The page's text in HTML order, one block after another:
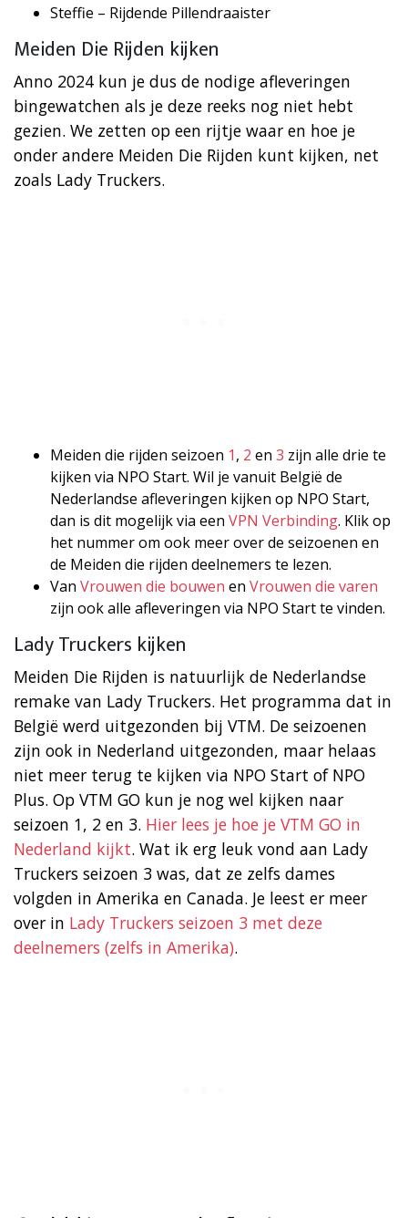
Steffie – Rijdende Pillendraaister
Meiden Die Rijden kijken
Anno 2024 kun je dus de nodige afleveringen
bingewatchen als je deze reeks nog niet hebt
gezien. We zetten op een rijtje waar en hoe je
onder andere Meiden Die Rijden kunt kijken, net
zoals Lady Truckers.
Meiden die rijden seizoen 1, 2 en 3 zijn alle drie te
kijken via NPO Start. Wil je vanuit België de
Nederlandse afleveringen kijken op NPO Start,
dan is dit mogelijk via een VPN Verbinding. Klik op
het nummer om ook meer over de seizoenen en
de Meiden die rijden deelnemers te lezen.
Van Vrouwen die bouwen en Vrouwen die varen
zijn ook alle afleveringen via NPO Start te vinden.
Lady Truckers kijken
Meiden Die Rijden is natuurlijk de Nederlandse
remake van Lady Truckers. Het programma dat in
België werd uitgezonden bij VTM. De seizoenen
zijn ook in Nederland uitgezonden, maar helaas
niet meer terug te kijken via NPO Start of NPO
Plus. Op VTM GO kun je nog wel kijken naar
seizoen 1, 2 en 3. Hier lees je hoe je VTM GO in
Nederland kijkt. Wat ik erg leuk vond aan Lady
Truckers seizoen 3 was, dat ze zelfs dames
volgden in Amerika en Canada. Je leest er meer
over in Lady Truckers seizoen 3 met deze
deelnemers (zelfs in Amerika).